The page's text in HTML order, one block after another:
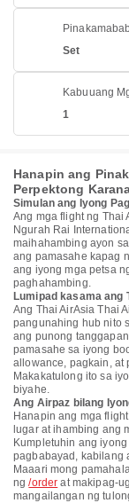
Set
Kabuuang
1
Hanapin ang
Perpektong
Simulan ang Iyong
Ang mga flight ng Thai
Ngurah Rai
maihahambing ayon
ang pamasahe kapag
ang iyong mga petsa
paghahambing.
Lumipad kasama ang
Ang Thai AirAsia Thai
pangunahing hub nito
ang punong
pamasahe sa iyong
allowance, pagkain, at
Makakatulong ito sa
biyahe.
Ang Airpaz bilang
Hanapin ang mga
lugar at ihambing ang
Kumpletuhin ang
pagbabayad, kabilang
Maaari mong
ng/order at makipag-
mangailangan ng